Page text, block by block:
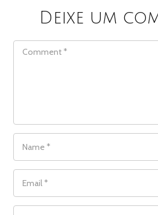
Deixe um
COMMENT
NAME
EMAIL
WEBSITE